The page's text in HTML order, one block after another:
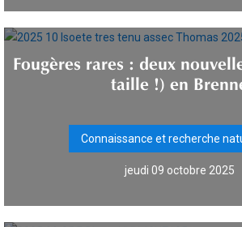
Fougères rares : deux
taille !) en
Connaissance et recherche
jeudi 09 octobre 2025